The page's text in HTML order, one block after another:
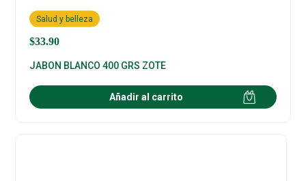
$33.90
Salud y belleza
JABON BLANCO 400 GRS ZOTE
Añadir al carrito